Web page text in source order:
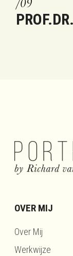
OVER MIJ
Over Mij
Werkwijze